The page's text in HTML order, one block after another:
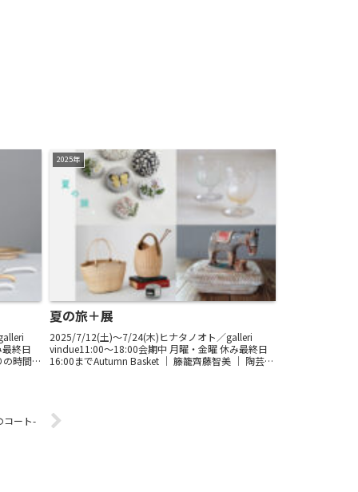
終日
時間。
2025年
夏の旅＋展
2025/7/12(土)〜7/24(木)ヒナタノオト／galleri
vindue11:00～18:00会期中 月曜・金曜 休み最終日
16:00までAutumn Basket ｜ 籐籠齊藤智美 ｜ 陶芸
コート-